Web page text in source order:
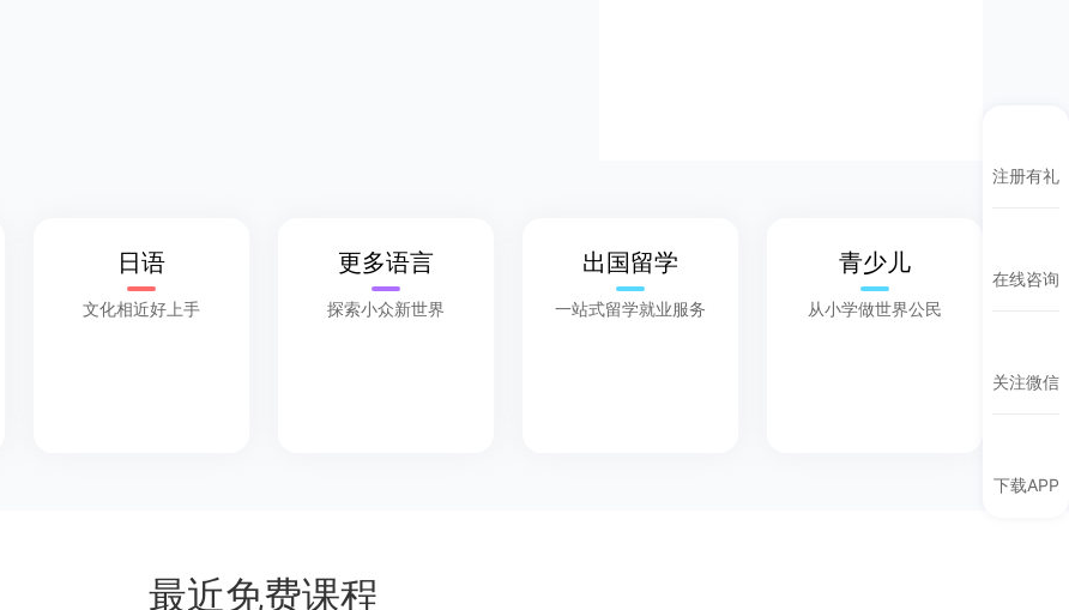
日语
文化相近好上手
更多语言
探索小众新世界
出国留学
一站式留学就业服务
青少儿
从小学做世界公民
最近免费课程
注册有礼
在线咨询
关注微信
下载APP
获取验证码